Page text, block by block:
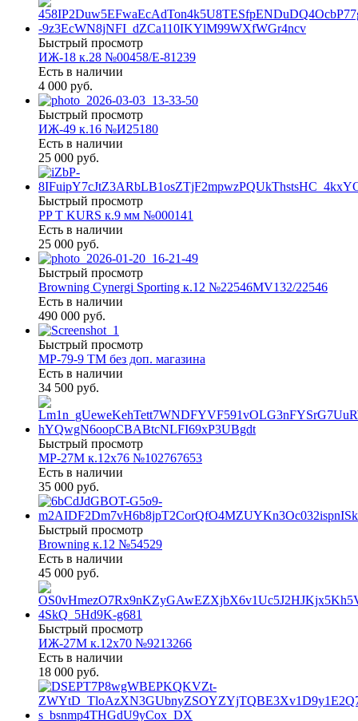
Быстрый просмотр
ИЖ-18 к.28 №00458/Е-81239
Есть в наличии
4 000 руб.
Быстрый просмотр
ИЖ-49 к.16 №И25180
Есть в наличии
25 000 руб.
Быстрый просмотр
PP T KURS к.9 мм №000141
Есть в наличии
25 000 руб.
Быстрый просмотр
Browning Cynergi Sporting к.12 №22546MV132/22546
Есть в наличии
490 000 руб.
Быстрый просмотр
МР-79-9 ТМ без доп. магазина
Есть в наличии
34 500 руб.
Быстрый просмотр
МР-27М к.12х76 №102767653
Есть в наличии
35 000 руб.
Быстрый просмотр
Browning к.12 №54529
Есть в наличии
45 000 руб.
Быстрый просмотр
ИЖ-27М к.12х70 №9213266
Есть в наличии
18 000 руб.